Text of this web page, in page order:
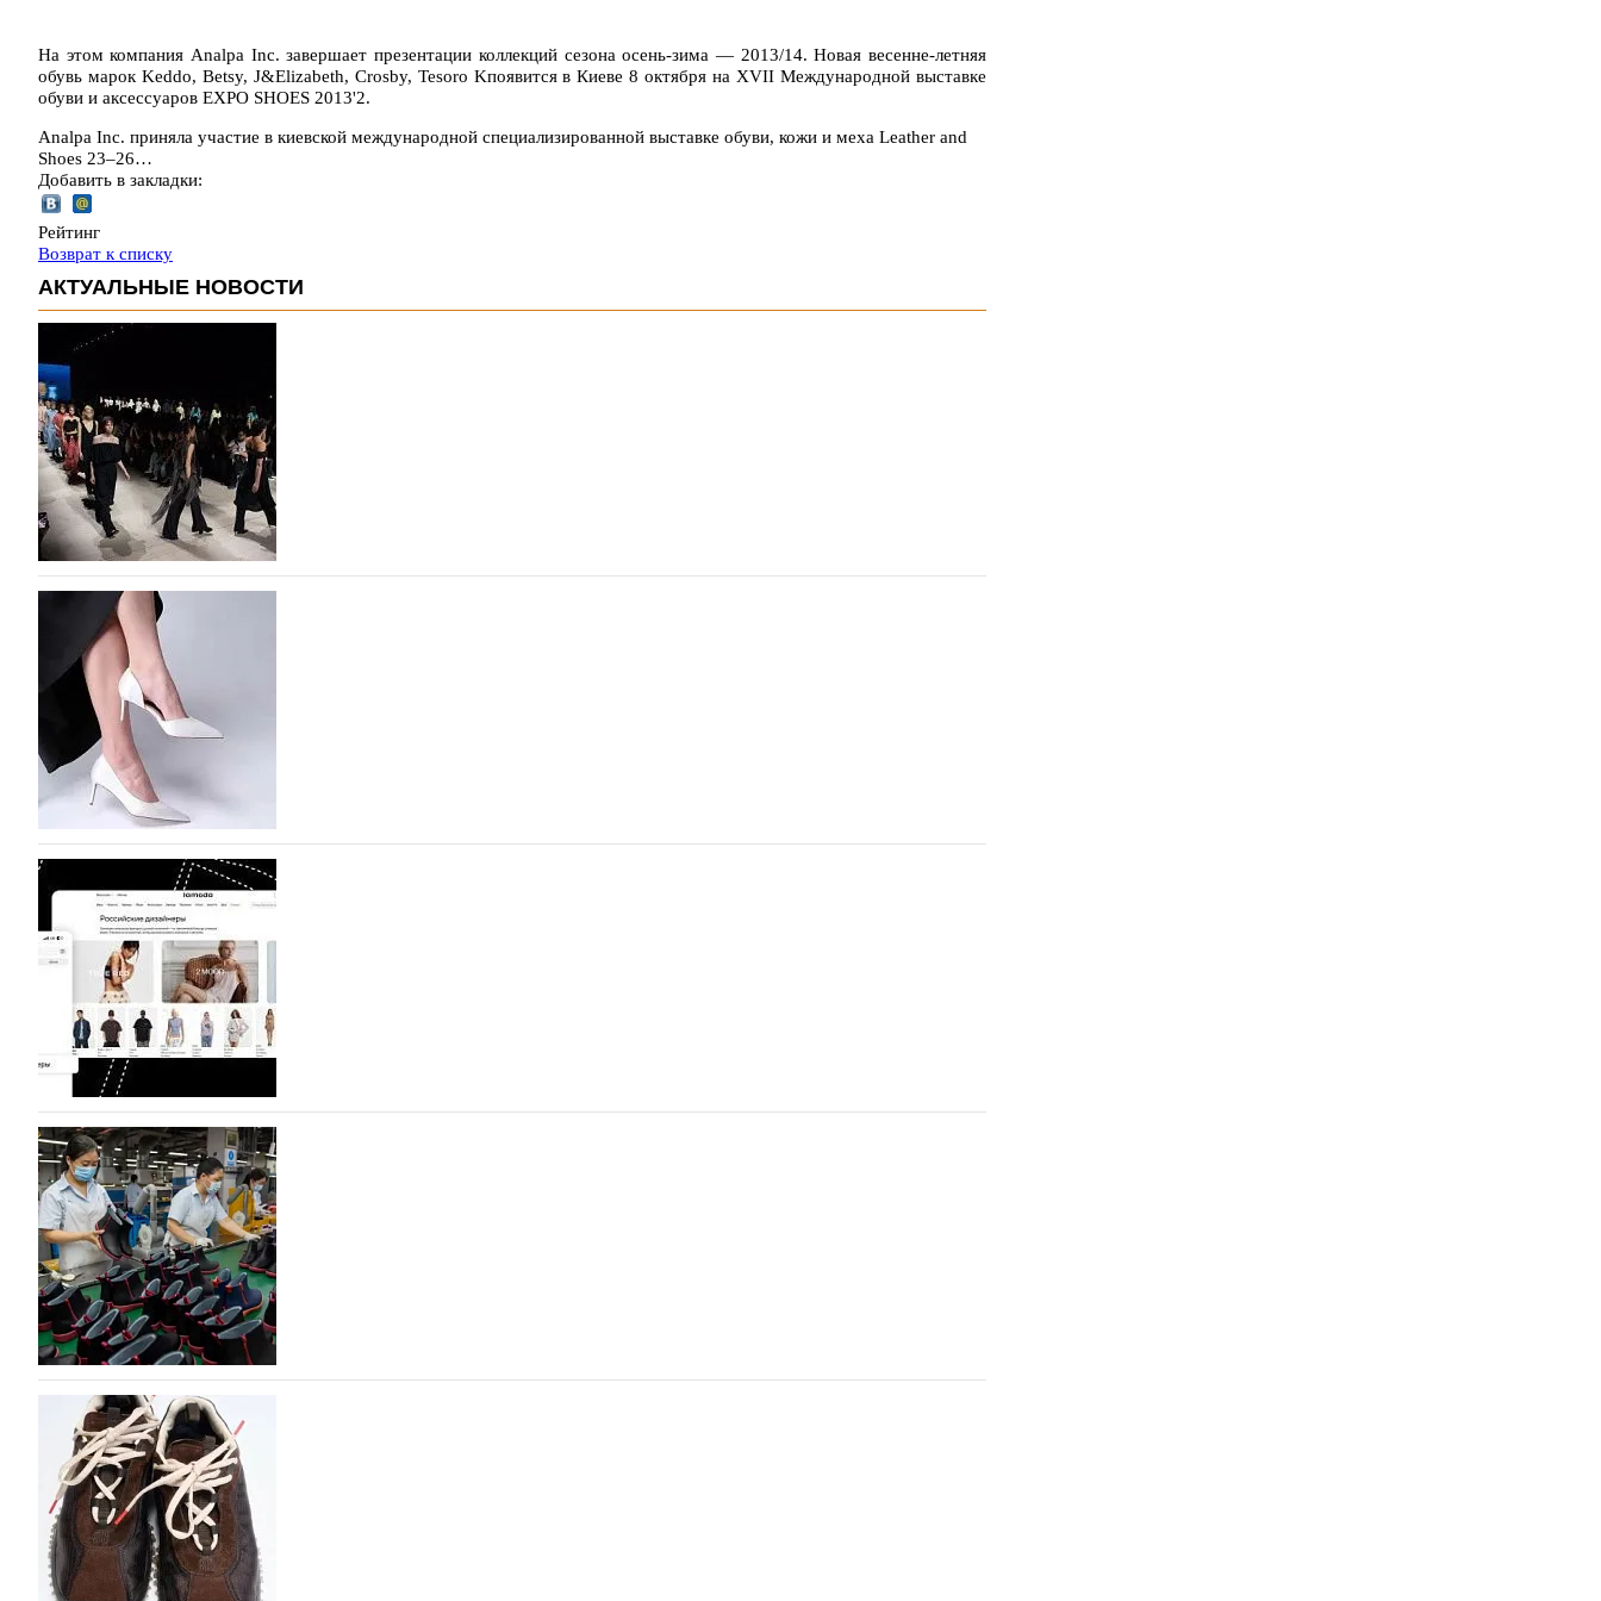
На этом компания Analpa Inc. завершает презентации коллекций сезона осень-зима — 2013/14. Новая весенне-летняя
обувь марок Keddo, Betsy, J&Elizabeth, Crosby, Tesoro Kпоявится в Киеве 8 октября на XVII Международной выставке
обуви и аксессуаров EXPO SHOES 2013'2.
Analpa Inc. приняла участие в киевской международной специализированной выставке обуви, кожи и меха Leather and
Shoes 23–26…
Добавить в закладки:
Рейтинг
Возврат к списку
АКТУАЛЬНЫЕ НОВОСТИ
На участие в Московской неделе моды подано 1047 заявок
На участие в седьмой Московской неделе моды, которая пройдет в российской столице с 26 сентября по 1
октября, уже подано 1047 заявок. Примерно половину из них (494) прислали дизайнеры, коллекции
которых не были представлены в…
07.08.2026 756
BALLINA представит свои новинки на Euro Shoes
Компания BALLINA Guangzhou Lihuang Footwear Co., Ltd., основанная в 2011 году и расположенная в
Гуанчжоу, столице моды Китая, является профессиональной обувной компанией, объединяющей
разработку, производство и…
07.08.2026 624
На платформе Lamoda - новый раздел и условия продвижения локальных
дизайнерских марок
Российский маркетплейс Lamoda решил обновить раздел для продажи продукции локальных дизайнерских
марок одежды, обуви и аксессуаров. Бренды также получат маркетинговую…
06.08.2026 805
Объем мирового производства обуви в 2025 году практически не увеличился
В 2025 году мировое производство обуви практически не изменилось, зафиксировав незначительный рост
на 0,1% до 24,6 млрд пар, - данные опубликованы в аналитическом вестнике «Всемирный ежегодник обуви
2026», Португальской ассоциацией…
06.08.2026 886